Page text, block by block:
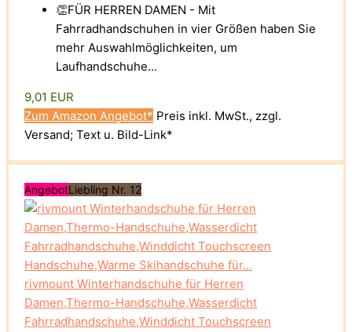
👏FÜR HERREN DAMEN - Mit
Fahrradhandschuhen in vier Größen haben Sie
mehr Auswahlmöglichkeiten, um
Laufhandschuhe...
9,01 EUR
Zum Amazon Angebot* Preis inkl. MwSt., zzgl.
Versand; Text u. Bild-Link*
AngebotLiebling Nr. 12
rivmount Winterhandschuhe für Herren
Damen,Thermo-Handschuhe,Wasserdicht
Fahrradhandschuhe,Winddicht Touchscreen